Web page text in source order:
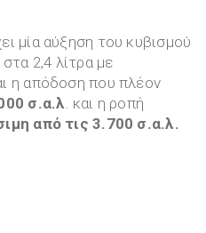
μία αύξηση του κυβισμού
2,4 λίτρα με
η απόδοση που πλέον
σ.α.λ . και η ροπή
από τις 3.700 σ.α.λ.